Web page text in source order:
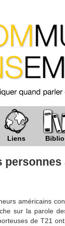
Liens Biblio
américains
sur la parole
de T21